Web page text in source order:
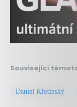
Související
Daniel Křetínský